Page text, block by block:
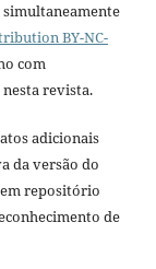
BY-NC-
com
revista.
adicionais
da versão do
repositório
de